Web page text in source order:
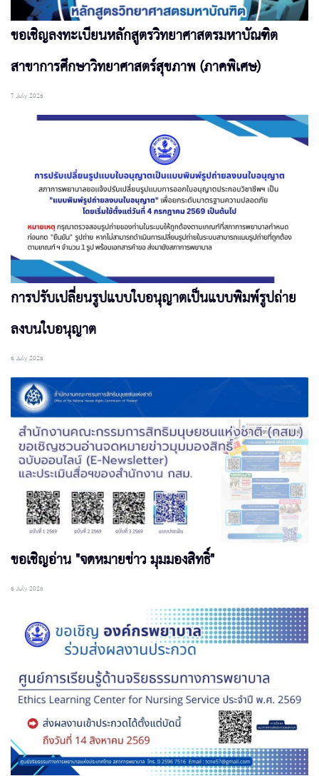
ขอเชิญลงทะเบียนหลักสูตรวิทยาศาสตรมหาบัณฑิต
สาขาการศึกษาวิทยาศาสตร์สุขภาพ (ภาคพิเศษ)
7 July 2026
การปรับเปลี่ยนรูปแบบใบอนุญาตเป็นแบบพิมพ์รูปถ่าย
ลงบนใบอนุญาต
6 July 2026
ขอเชิญอ่าน "จดหมายข่าว มุมมองสิทธิ์"
6 July 2026